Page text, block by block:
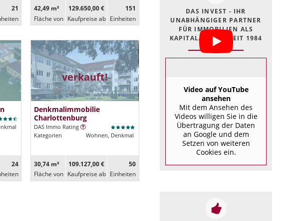
21
42,49 m²
Fläche von
129.650,00 €
Kaufpreise ab
151
Ein­heiten
24
verkauft!
Denkmalimmobilie
Charlottenburg
DAS Immo Rating
Kategorien
Wohnen, Denkmal
30,74 m²
Fläche von
109.127,00 €
Kaufpreise ab
50
Ein­heiten
DAS INVEST - IHR
UNABHÄNGIGER PARTNER
FÜR IMMOBILIEN ALS
KAPITALANLAGE SEIT 1984
Video auf YouTube
ansehen
Mit dem Ansehen des
Videos willigen Sie in die
Übertragung der Daten
an Google und dem
Setzen von weiteren
Cookies ein.